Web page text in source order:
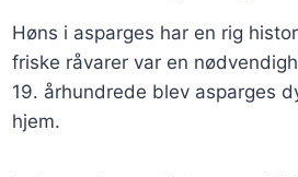
Høns i asparges har en rig
friske råvarer var en
19. århundrede blev asparges
hjem.